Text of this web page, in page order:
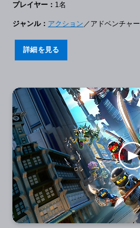
プレイヤー： 1名
ジャンル： アクション ／アドベンチャー
詳細を見る